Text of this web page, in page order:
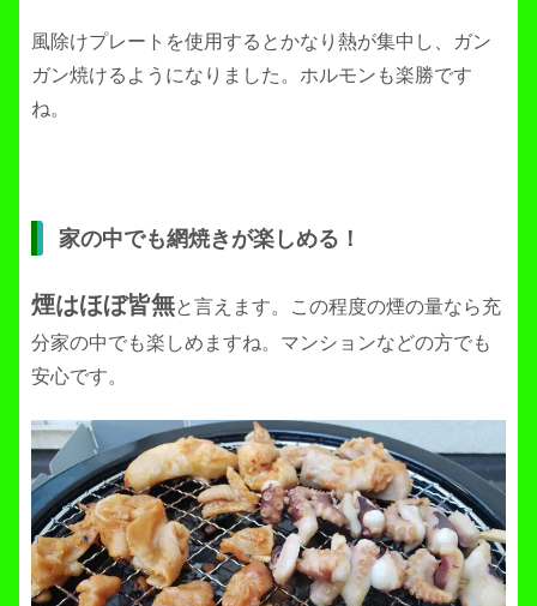
風除けプレートを使用するとかなり熱が集中し、ガン
ガン焼けるようになりました。ホルモンも楽勝です
ね。
家の中でも網焼きが楽しめる！
煙はほぼ皆無と言えます。この程度の煙の量なら充
分家の中でも楽しめますね。マンションなどの方でも
安心です。